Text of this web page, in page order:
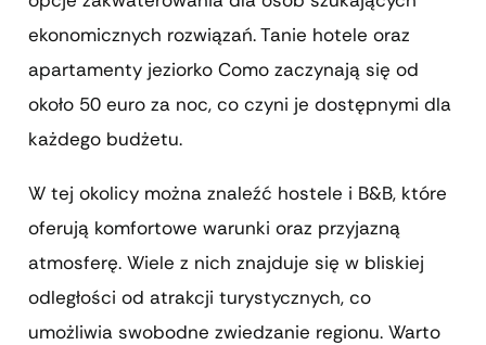
ekonomicznych rozwiązań. Tanie hotele oraz
apartamenty jeziorko Como zaczynają się od
około 50 euro za noc, co czyni je dostępnymi dla
każdego budżetu.
W tej okolicy można znaleźć hostele i B&B, które
oferują komfortowe warunki oraz przyjazną
atmosferę. Wiele z nich znajduje się w bliskiej
odległości od atrakcji turystycznych, co
umożliwia swobodne zwiedzanie regionu. Warto